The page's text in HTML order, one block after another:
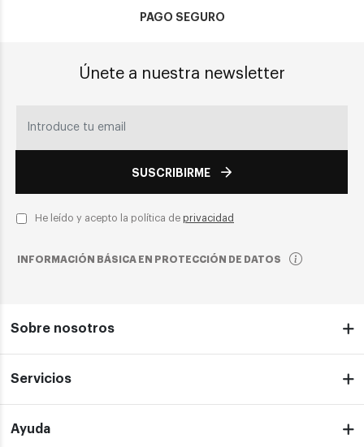
PAGO SEGURO
Únete a nuestra newsletter
SUSCRIBIRME
He leído y acepto la política de privacidad
INFORMACIÓN BÁSICA EN PROTECCIÓN DE DATOS
Sobre nosotros
Servicios
Ayuda